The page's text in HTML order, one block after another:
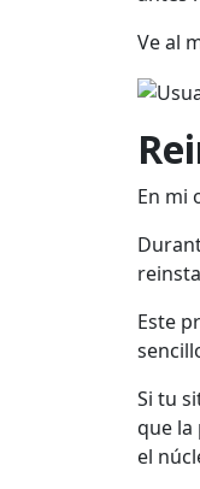
Ve al
En mi
Este
Si tu
que la
el